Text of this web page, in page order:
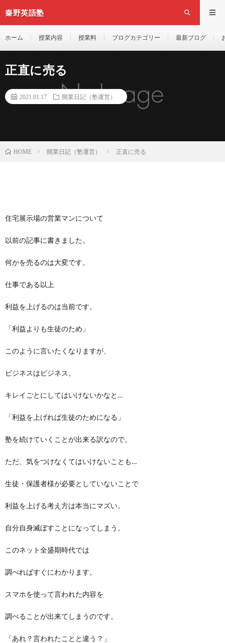
秦野英語塾
ホーム 授業内容 授業料 ブログカテゴリー 最新ブログ
正直に売る
2021.01.17 開業日記（塾運営）
HOME 開業日記（塾運営） 正直に売る
住宅展示場の営業マンについて
以前の記事に書きました。
何かを売るのは大変です。
仕事である以上
利益を上げるのは当前です。
「利益よりも生徒のため」
このように言いたくなりますが、
ビジネスはビジネス。
キレイごとにしてはいけないかなと…
「利益を上げれば生徒のためになる」
塾を続けていくことが出来る訳なので。
ただ、気をつけなくてはいけないことも…
生徒・保護者様が必要としていないことで
利益を上げる考え方は本当にマズい。
自分自身滅ぼすことになってしまう。
このネット全盛期時代では
調べればすぐにわかります。
スマホを使って言われた内容を
調べることが出来てしまうのです。
「あれ？言われたことと違う？」